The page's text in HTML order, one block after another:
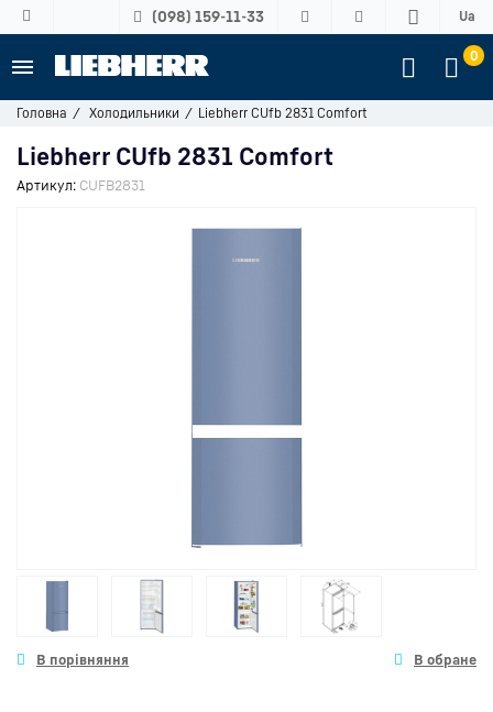
(098) 159-11-33 Ua
0
Головна Холодильники Liebherr CUfb 2831 Comfort
Liebherr CUfb 2831 Comfort
Артикул: CUFB2831